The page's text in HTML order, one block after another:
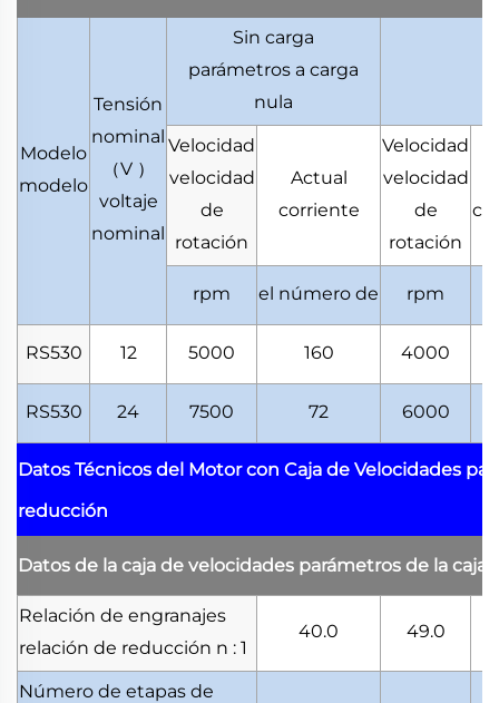
Modelo
modelo
Tensión
nominal
（V ）
voltaje
nominal
Sin carga
parámetros a carga
nula
Velocidad
velocidad
de
rotación
Actual
corriente
Velocidad
velocidad
de
rotación
rpm el número de rpm
RS530 12 5000 160 4000
RS530 24 7500 72 6000
Datos Técnicos del Motor con Caja de Velocidades
reducción
Datos de la caja de velocidades parámetros de la caja
Relación de engranajes
relación de reducción n : 1
40.0 49.0
Número de etapas de